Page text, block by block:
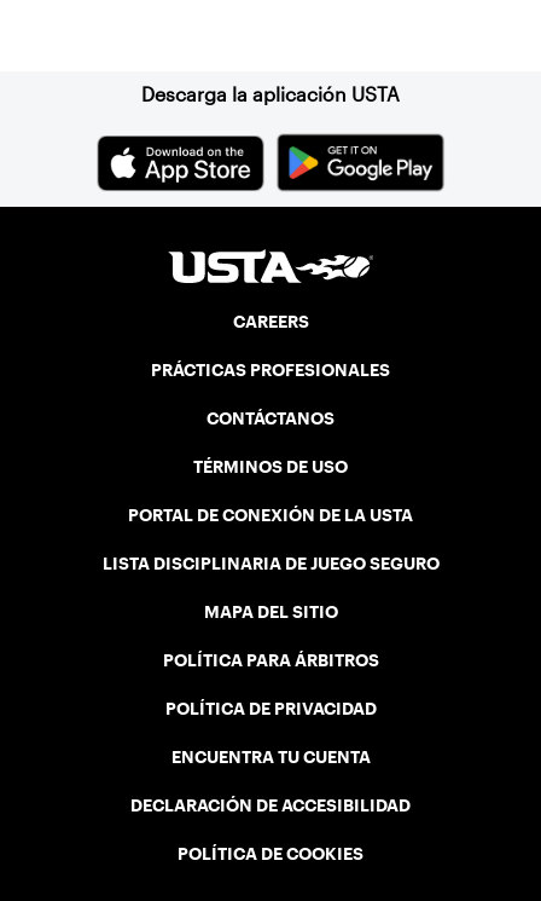
Descarga la aplicación USTA
CAREERS
PRÁCTICAS PROFESIONALES
CONTÁCTANOS
TÉRMINOS DE USO
PORTAL DE CONEXIÓN DE LA USTA
LISTA DISCIPLINARIA DE JUEGO SEGURO
MAPA DEL SITIO
POLÍTICA PARA ÁRBITROS
POLÍTICA DE PRIVACIDAD
ENCUENTRA TU CUENTA
DECLARACIÓN DE ACCESIBILIDAD
POLÍTICA DE COOKIES